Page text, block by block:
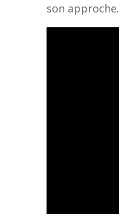
son approche.